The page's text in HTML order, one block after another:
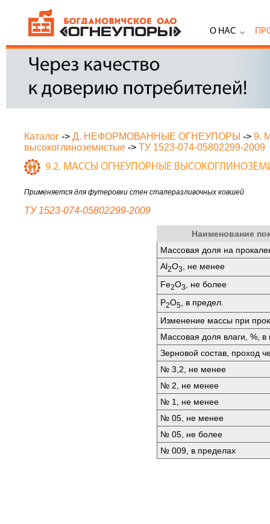
О НАС
Каталог -> Д. НЕФОРМОВАННЫЕ ОГНЕУПОРЫ -> 9.
высокоглиноземистые -> ТУ 1523-074-05802299-2009
9.2. МАССЫ ОГНЕУПОРНЫЕ
Применяется для футеровки стен сталеразливочных ковшей
ТУ 1523-074-05802299-2009
Наименование
Массовая доля на
Аl2O3
, не менее
Fе2O3
, не более
P2O5
, в предел.
Изменение массы при
Массовая доля влаги, %, в
Зерновой состав, проход
№ 3,2, не менее
№ 2, не менее
№ 1, не менее
№ 05, не менее
№ 05, не более
№ 009, в пределах